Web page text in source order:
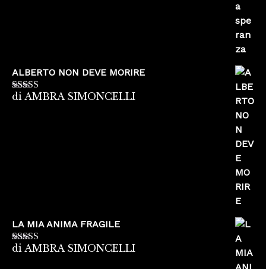
ALBERTO NON DEVE MORIRE
Valutato5su
di AMBRA SIMONCELLI
LA MIA ANIMA FRAGILE
Valutato5su
di AMBRA SIMONCELLI